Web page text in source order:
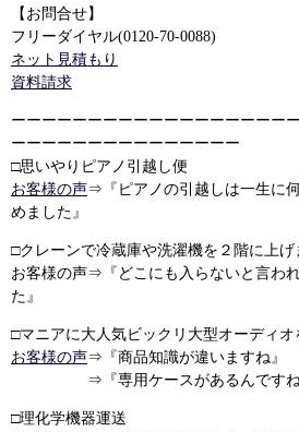
【お問合せ】
フリーダイヤル(0120-70-0088)
ネット見積もり
資料請求
ーーーーーーーーーーーーーーーーーー
ーーーーーーーーーーーーーーー
□思いやりピアノ引越し便
お客様の声⇒『ピアノの引越しは一生に
めました』
□クレーンで冷蔵庫や洗濯機を２階に上
お客様の声⇒『どこにも入らないと言わ
た』
□マニアに大人気ビックリ大型オーディオ
お客様の声⇒『商品知識が違いますね』
⇒『専用ケースがあるんですね
□理化学機器運送